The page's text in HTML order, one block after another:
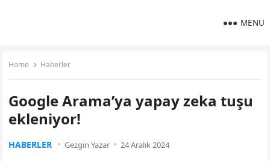
MENU
Home Haberler
Google Arama’ya yapay zeka tuşu
ekleniyor!
HABERLER Gezgin Yazar 24 Aralık 2024